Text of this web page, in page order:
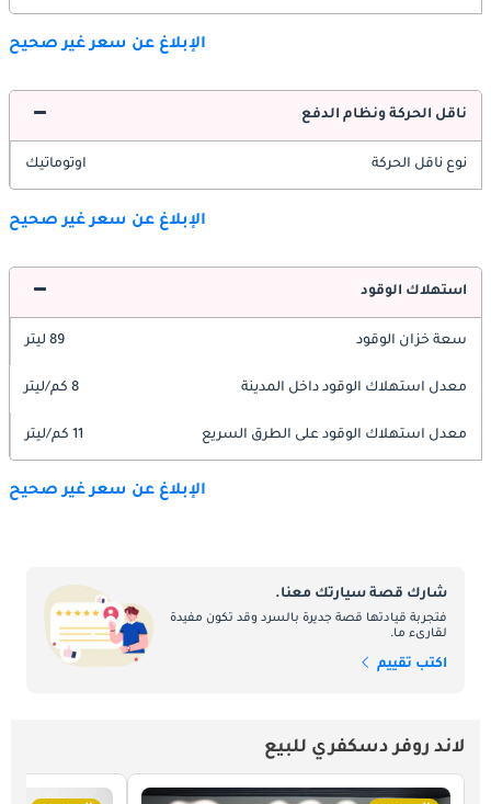
الإبلاغ عن سعر غير صحيح
ناقل الحركة ونظام الدفع
نوع ناقل الحركة اوتوماتيك
الإبلاغ عن سعر غير صحيح
استهلاك الوقود
سعة خزان الوقود 89 ليتر
معدل استهلاك الوقود داخل المدينة 8 كم/ليتر
معدل استهلاك الوقود على الطرق السريع 11 كم/ليتر
الإبلاغ عن سعر غير صحيح
شارك قصة سيارتك معنا.
فتجربة قيادتها قصة جديرة بالسرد وقد تكون مفيدة
لقارىء ما.
اكتب تقييم
لاند روفر دسكفري للبيع